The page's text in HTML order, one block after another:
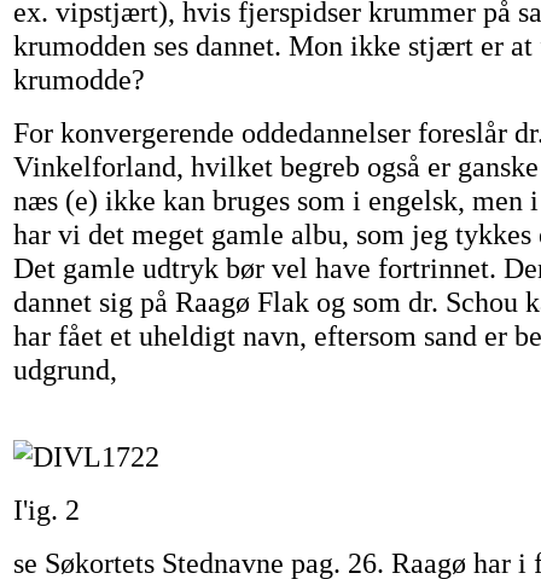
ex. vipstjært), hvis fjerspidser krummer på
krumodden ses dannet. Mon ikke stjært er
krumodde?
For konvergerende oddedannelser foreslår
Vinkelforland, hvilket begreb også er
næs (e) ikke kan bruges som i engelsk, men i
har vi det meget gamle albu, som jeg tykkes
Det gamle udtryk bør vel have fortrinnet.
dannet sig på Raagø Flak og som dr. Schou
har fået et uheldigt navn, eftersom sand er
udgrund,
I'ig. 2
se Søkortets Stednavne pag. 26. Raagø har